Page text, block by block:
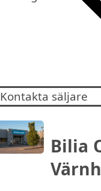
Kontakta säljare
Bilia